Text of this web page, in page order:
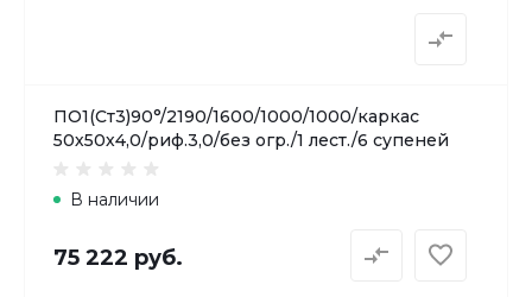
ПО1(Ст3)90°/2190/1600/1000/1000/каркас
50х50х4,0/риф.3,0/без огр./1 лест./6 супеней
В наличии
75 222 руб.